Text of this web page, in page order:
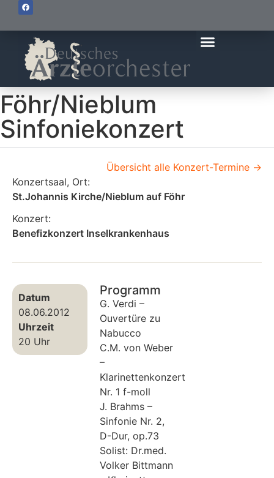
Föhr/Nieblum
Sinfoniekonzert
Übersicht alle Konzert-Termine ->
Konzertsaal, Ort:
St.Johannis Kirche/Nieblum auf Föhr
Konzert:
Benefizkonzert Inselkrankenhaus
Datum
08.06.2012
Uhrzeit
20 Uhr
Programm
G. Verdi –
Ouvertüre zu
Nabucco
C.M. von Weber
–
Klarinettenkonzert
Nr. 1 f-moll
J. Brahms –
Sinfonie Nr. 2,
D-Dur, op.73
Solist: Dr.med.
Volker Bittmann